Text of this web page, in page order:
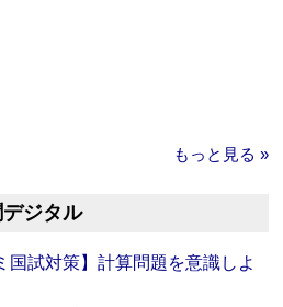
もっと見る »
ジタル
国試対策】計算問題を意識しよ